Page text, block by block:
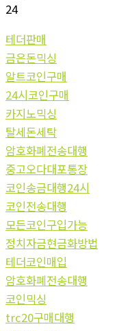
24
테더판매
금은돈믹싱
알트코인구매
24시코인구매
카지노믹싱
탈세돈세탁
암호화폐전송대행
중고오다대포통장
코인송금대행24시
코인전송대행
모든코인구입가능
정치자금현금화방법
테더코인매입
암호화폐전송대행
코인믹싱
trc20구매대행